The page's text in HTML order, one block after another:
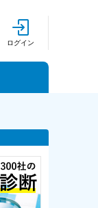
ログイン